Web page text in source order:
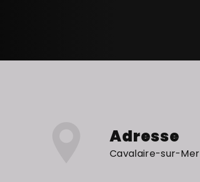
Adresse
Cavalaire-sur-Mer